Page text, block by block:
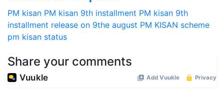
PM kisan PM kisan 9th installment PM kisan 9th
installment release on 9the august PM KISAN scheme
pm kisan status
Share your comments